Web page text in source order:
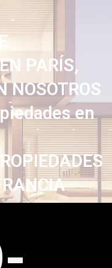
PARÍS,
NOSOTROS
en